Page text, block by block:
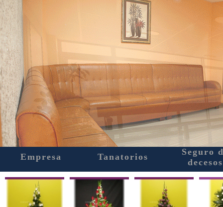
Empresa Tanatorios
Seguro
decesos